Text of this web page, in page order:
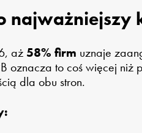
najważniejszy
aż 58% firm uznaje
oznacza to coś więcej
dla obu stron.